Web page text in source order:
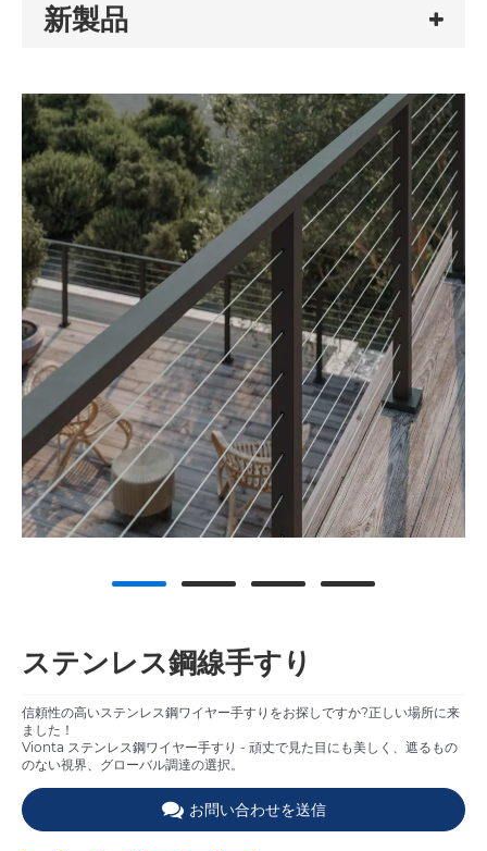
新製品
ステンレス鋼線手すり
信頼性の高いステンレス鋼ワイヤー手すりをお探しですか?正しい場所に来
ました！
Vionta ステンレス鋼ワイヤー手すり - 頑丈で見た目にも美しく、遮るもの
のない視界、グローバル調達の選択。
お問い合わせを送信